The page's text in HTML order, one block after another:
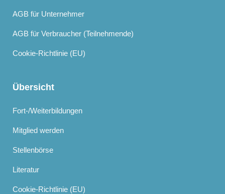
AGB für Unternehmer
AGB für Verbraucher (Teilnehmende)
Cookie-Richtlinie (EU)
Übersicht
Fort-/Weiterbildungen
Mitglied werden
Stellenbörse
Literatur
Cookie-Richtlinie (EU)